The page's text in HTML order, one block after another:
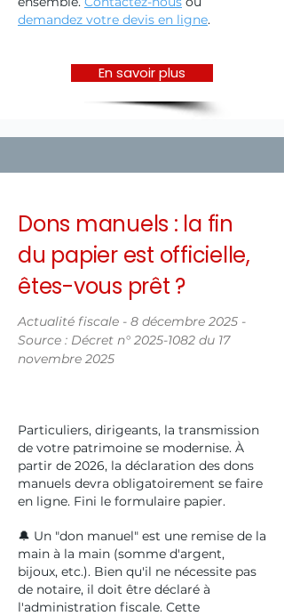
demandez votre devis en ligne.
En savoir plus
Dons manuels : la fin
du papier est officielle,
êtes-vous prêt ?
Actualité fiscale - 8 décembre 2025 -
Source : Décret n° 2025-1082 du 17
novembre 2025
Particuliers, dirigeants, la transmission
de votre patrimoine se modernise. À
partir de 2026, la déclaration des dons
manuels devra obligatoirement se faire
en ligne. Fini le formulaire papier.
🔔 Un "don manuel" est une remise de la
main à la main (somme d'argent,
bijoux, etc.). Bien qu'il ne nécessite pas
de notaire, il doit être déclaré à
l'administration fiscale. Cette